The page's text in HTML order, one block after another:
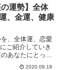
なら、パワース
良いでしょう。
の運勢】全体
、金運、健康
、全体運、恋愛
ご紹介していき
あなたにとって
うか？西洋占星術
2020.09.18